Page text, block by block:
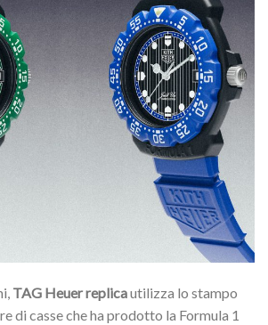
TAG Heuer replicautilizza lo stampo
di casse che ha prodotto la Formula 1